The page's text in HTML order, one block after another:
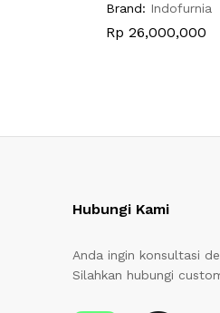
Brand: Indofurnia
Rp 26,000,000
Hubungi Kami
Anda ingin konsultasi
Silahkan hubungi